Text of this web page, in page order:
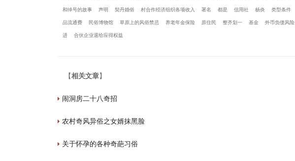
和绰号的故事 声明 契丹婚俗 村合作经济组织各项收入 署名 都是 信用社 杨炎 类型条件
品流通费 民俗博物馆 草原上的风俗禁忌 养老年金保险 原住民 整齐划一 基金 外币负债风险
进 合伙企业退给应得权益
【相关文章】
闹洞房二十八奇招
农村奇风异俗之女婿抹黑脸
关于怀孕的各种奇葩习俗